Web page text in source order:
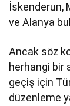
İskenderun,
ve Alanya
Ancak söz
herhangi bir
geçiş için
düzenleme